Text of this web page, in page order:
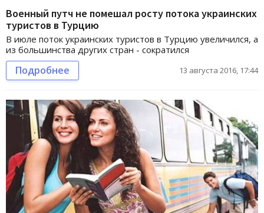
Военный путч не помешал росту потока украинских
туристов в Турцию
В июле поток украинских туристов в Турцию увеличился, а
из большинства других стран - сократился
Подробнее 13 августа 2016, 17:44